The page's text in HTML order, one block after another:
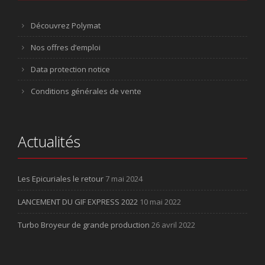
Découvrez Polymat
Nos offres d’emploi
Data protection notice
Conditions générales de vente
Actualités
Les Epicuriales le retour 7 mai 2024
LANCEMENT DU GIF EXPRESS 2022 10 mai 2022
Turbo Broyeur de grande production 26 avril 2022